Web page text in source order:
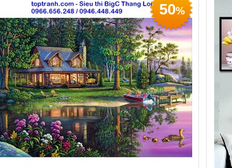
50%